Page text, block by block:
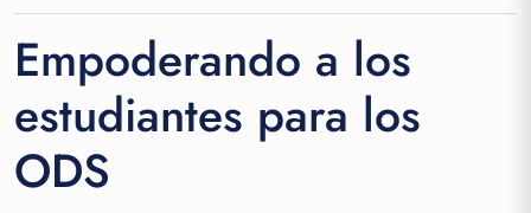
Empoderando a los
estudiantes para los
ODS